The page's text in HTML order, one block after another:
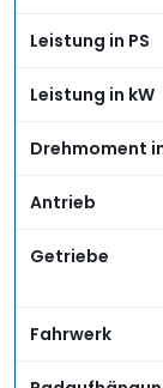
Leistung in PS
Leistung in kW
Drehmoment
Antrieb
Getriebe
Fahrwerk